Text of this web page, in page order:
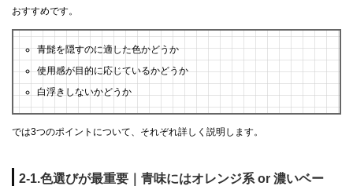
おすすめです。
青髭を隠すのに適した色かどうか
使用感が目的に応じているかどうか
白浮きしないかどうか
では3つのポイントについて、それぞれ詳しく説明します。
2-1.色選びが最重要｜青味にはオレンジ系 or 濃いベー